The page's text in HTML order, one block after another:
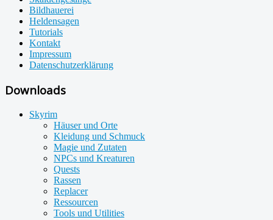
Bildhauerei
Heldensagen
Tutorials
Kontakt
Impressum
Datenschutzerklärung
Downloads
Skyrim
Häuser und Orte
Kleidung und Schmuck
Magie und Zutaten
NPCs und Kreaturen
Quests
Rassen
Replacer
Ressourcen
Tools und Utilities